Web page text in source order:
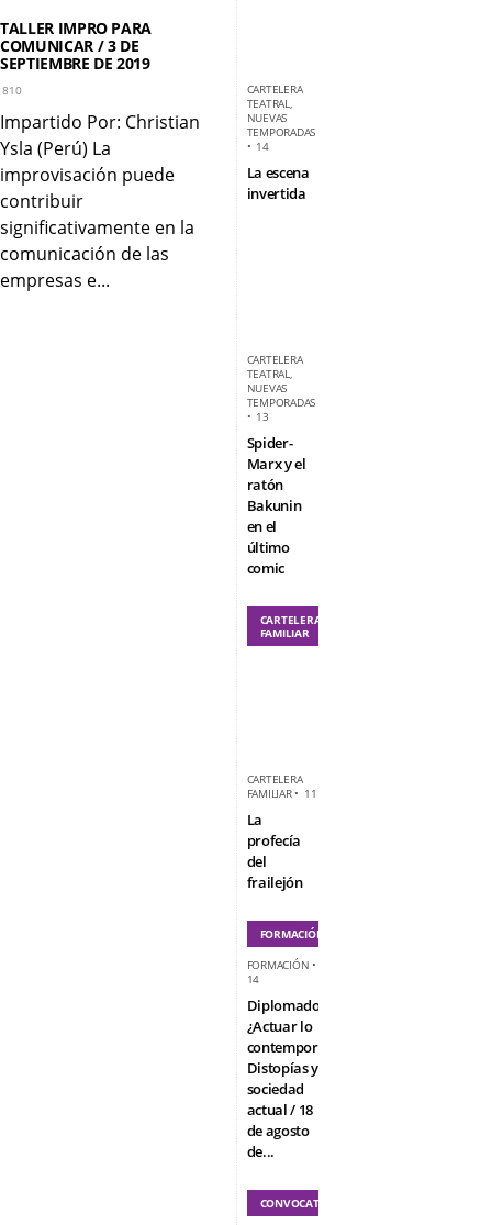
TALLER IMPRO PARA
COMUNICAR / 3 DE
SEPTIEMBRE DE 2019
810
Impartido Por: Christian
Ysla (Perú) La
improvisación puede
contribuir
significativamente en la
comunicación de las
empresas e...
CARTELERA
TEATRAL,
NUEVAS
TEMPORADAS
• 14
La escena
invertida
CARTELERA
TEATRAL,
NUEVAS
TEMPORADAS
• 13
Spider-
Marx y el
ratón
Bakunin
en el
último
comic
CARTELERA
FAMILIAR
CARTELERA
FAMILIAR• 11
La
profecía
del
frailejón
FORMACIÓN
FORMACIÓN •
14
Diplomado
¿Actuar lo
contemporáneo?
Distopías y
sociedad
actual / 18
de agosto
de...
CONVOCATORIAS